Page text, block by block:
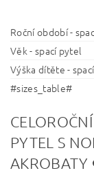
Roční období -
Věk - spací pytel
Výška dítěte -
#sizes_table#
PYTEL S